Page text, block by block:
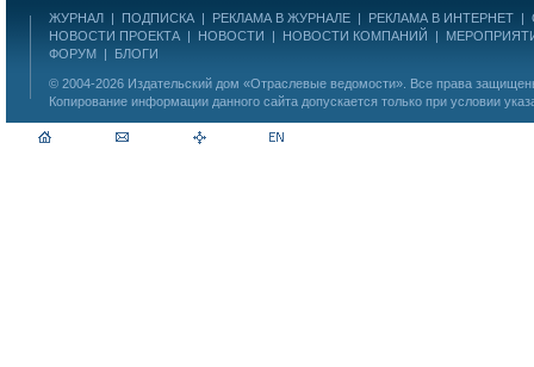
ЖУРНАЛ | ПОДПИСКА | РЕКЛАМА В ЖУРНАЛЕ | РЕКЛАМА В ИНТЕРНЕТ |
НОВОСТИ ПРОЕКТА | НОВОСТИ | НОВОСТИ КОМПАНИЙ |
ФОРУМ | БЛОГИ
© 2004-2026 Издательский дом «Отраслевые ведомости» . Все права
Копирование информации данного сайта допускается только при условии